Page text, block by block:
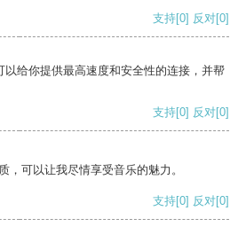
支持[0] 反对[0]
给你提供最高速度和安全性的连接，并帮
支持[0] 反对[0]
，可以让我尽情享受音乐的魅力。
支持[0] 反对[0]